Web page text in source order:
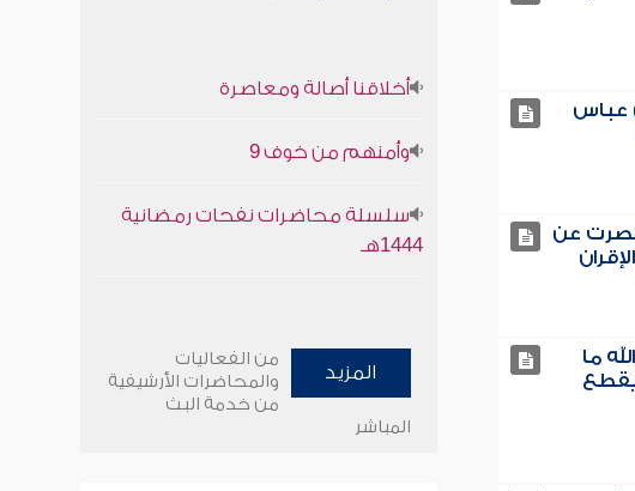
عباس
عن
ما
أخلاقنا أصالة ومعاصرة
وأمنهم من خوف 9
سلسلة محاضرات نفحات رمضانية
1444هـ
المزيد
من الفعاليات
والمحاضرات الأرشيفية
من خدمة البث
المباشر